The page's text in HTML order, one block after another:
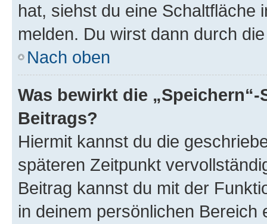
hat, siehst du eine Schaltfläche
melden. Du wirst dann durch
Nach oben
Was bewirkt die
Beitrags?
Hiermit kannst du die
späteren Zeitpunkt
Beitrag kannst du mit der
in deinem persönlichen Bereich